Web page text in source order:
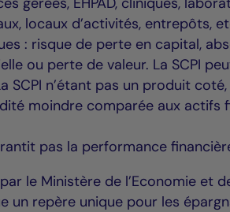
locaux d’activités, entrepôts,
: risque de perte en capital,
ou perte de valeur. La SCPI
SCPI n’étant pas un produit
moindre comparée aux actifs
pas la performance
le Ministère de l’Economie et
un repère unique pour les